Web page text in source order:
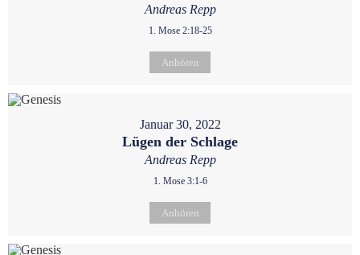
Andreas Repp
1. Mose 2:18-25
Anhören
Januar 30, 2022
Lügen der Schlage
Andreas Repp
1. Mose 3:1-6
Anhören